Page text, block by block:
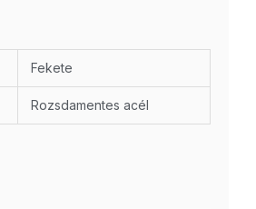
Fekete
Rozsdamentes acél